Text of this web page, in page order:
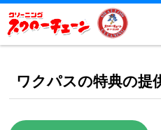
ワクパスの特典の提